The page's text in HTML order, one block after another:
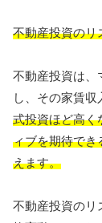
不動産投資のリ
不動産投資は、
し、その家賃収
式投資ほど高く
ィブを期待でき
えます。
不動産投資のリ